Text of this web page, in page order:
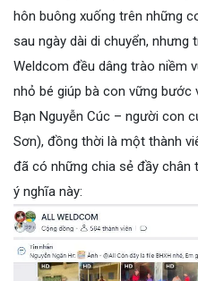
hôn buông xuống trên những
sau ngày dài di chuyển, nhưng
Weldcom đều dâng trào niềm
nhỏ bé giúp bà con vững bước
Bạn Nguyễn Cúc – người con
Sơn), đồng thời là một thành
đã có những chia sẻ đầy chân
ý nghĩa này: